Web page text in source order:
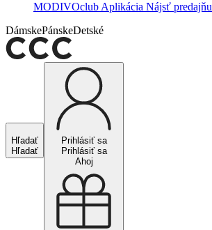
MODIVOclub Aplikácia Nájsť predajňu
DámskePánskeDetské
Hľadať
Hľadať
Prihlásiť sa
Prihlásiť sa
Ahoj